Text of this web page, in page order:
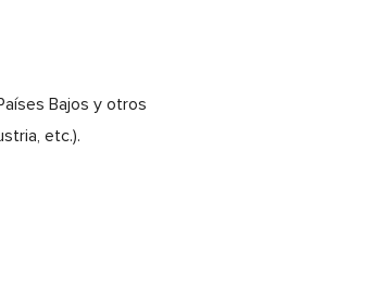
Bajos y otros
etc.).